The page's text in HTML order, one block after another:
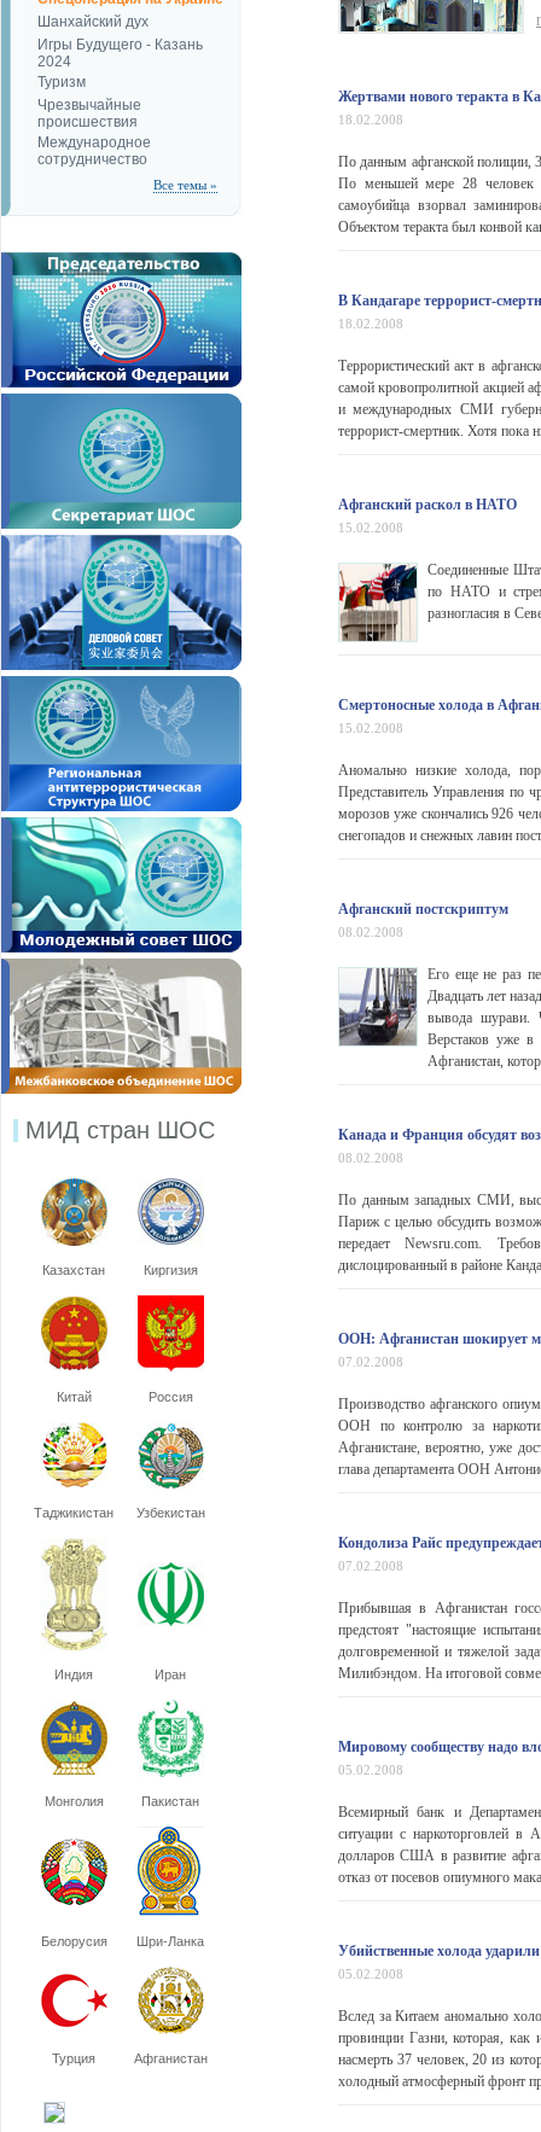
Шанхайский дух
Игры Будущего - Казань
2024
Туризм
Чрезвычайные
происшествия
Международное
сотрудничество
Все темы »
МИД стран ШОС
Казахстан Киргизия
Китай Россия
Таджикистан Узбекистан
Индия Иран
Монголия Пакистан
Белорусия Шри-Ланка
Турция Афганистан
Жертвами нового теракта в
18.02.2008
По данным афганской полиции,
По меньшей мере 28 человек
самоубийца взорвал
Объектом теракта был конвой
В Кандагаре террорист-
18.02.2008
Террористический акт в
самой кровопролитной акцией
и международных СМИ
террорист-смертник. Хотя пока
Афганский раскол в НАТО
15.02.2008
Соединенные
по НАТО и
разногласия в
Смертоносные холода в
15.02.2008
Аномально низкие холода,
Представитель Управления по
морозов уже скончались 926
снегопадов и снежных лавин
Афганский постскриптум
08.02.2008
Его еще не раз
Двадцать лет
вывода шурави.
Верстаков уже
Афганистан,
Канада и Франция обсудят
08.02.2008
По данным западных СМИ,
Париж с целью обсудить
передает Newsru.com.
дислоцированный в районе
ООН: Афганистан шокирует
07.02.2008
Производство афганского
ООН по контролю за
Афганистане, вероятно, уже
глава департамента ООН
Кондолиза Райс
07.02.2008
Прибывшая в Афганистан
предстоят "настоящие
долговременной и тяжелой
Милибэндом. На итоговой
Мировому сообществу надо
05.02.2008
Всемирный банк и
ситуации с наркоторговлей в
долларов США в развитие
отказ от посевов опиумного
Убийственные холода
05.02.2008
Вслед за Китаем аномально
провинции Газни, которая,
насмерть 37 человек, 20 из
холодный атмосферный фронт